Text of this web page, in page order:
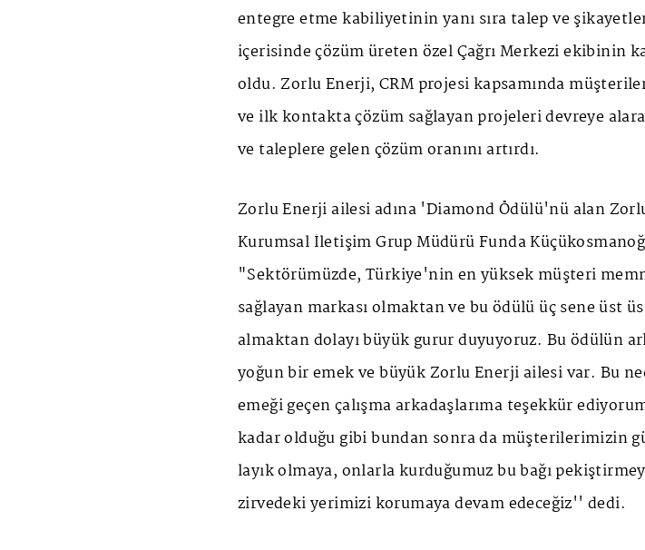
entegre etme kabiliyetinin yanı sıra talep ve
içerisinde çözüm üreten özel Çağrı Merkezi ekibinin
oldu. Zorlu Enerji, CRM projesi kapsamında
ve ilk kontakta çözüm sağlayan projeleri devreye
ve taleplere gelen çözüm oranını artırdı.
Zorlu Enerji ailesi adına 'Diamond Ödülü'nü alan
Kurumsal İletişim Grup Müdürü Funda
"Sektörümüzde, Türkiye'nin en yüksek müşteri
sağlayan markası olmaktan ve bu ödülü üç sene üst
almaktan dolayı büyük gurur duyuyoruz. Bu ödülün
yoğun bir emek ve büyük Zorlu Enerji ailesi var. Bu
emeği geçen çalışma arkadaşlarıma teşekkür
kadar olduğu gibi bundan sonra da müşterilerimizin
layık olmaya, onlarla kurduğumuz bu bağı
zirvedeki yerimizi korumaya devam edeceğiz'' dedi.